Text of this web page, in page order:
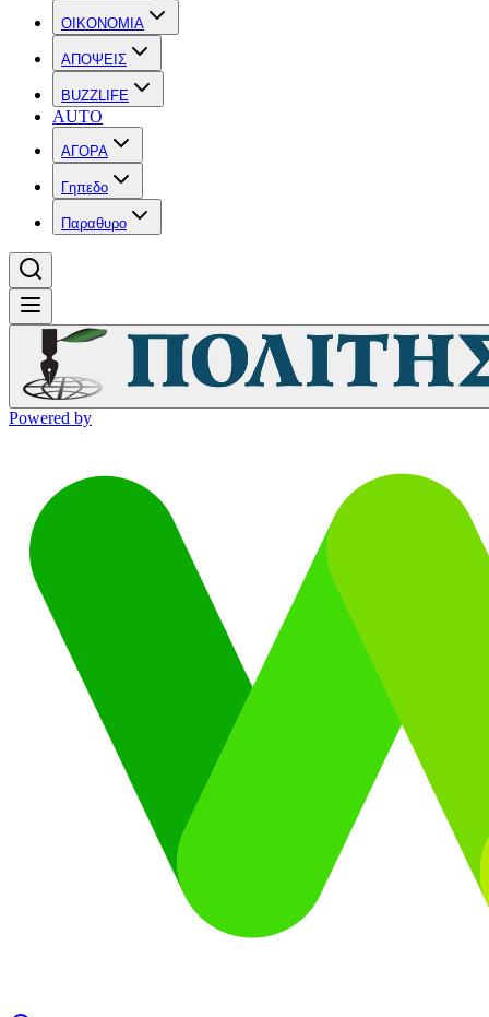
OIKONOMIA
ΑΠΟΨΕΙΣ
BUZZLIFE
AUTO
ΑΓΟΡΑ
Γηπεδο
Παραθυρο
Powered by